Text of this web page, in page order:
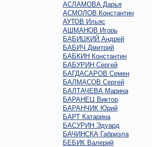
АСЛАМОВА Дарья
АСМОЛОВ Константин
АУТОВ Ильяс
АШМАНОВ Игорь
БАБИЦКИЙ Андрей
БАБИЧ Дмитрий
БАБКИН Константин
БАБУРИН Сергей
БАГДАСАРОВ Семен
БАЛМАСОВ Сергей
БАЛТАЧЕВА Марина
БАРАНЕЦ Виктор
БАРАНЧИК Юрий
БАРТ Катарина
БАСУРИН Эдуард
БАЧИНСКА Габриэла
БЕБИК Валерий